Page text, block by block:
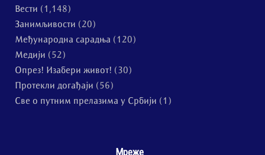
Вести (1,148)
Занимљивости (20)
Међународна сарадња (120)
Медији (52)
Опрез! Изабери живот! (30)
Протекли догађаји (56)
Све о путним прелазима у Србији (1)
Мреже